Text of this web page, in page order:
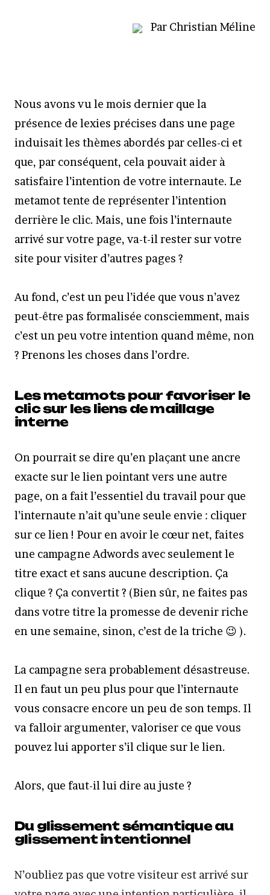
Par Christian Méline
Nous avons vu le mois dernier que la
présence de lexies précises dans une page
induisait les thèmes abordés par celles-ci et
que, par conséquent, cela pouvait aider à
satisfaire l’intention de votre internaute. Le
metamot tente de représenter l’intention
derrière le clic. Mais, une fois l’internaute
arrivé sur votre page, va-t-il rester sur votre
site pour visiter d’autres pages ?
Au fond, c’est un peu l’idée que vous n’avez
peut-être pas formalisée consciemment, mais
c’est un peu votre intention quand même, non
? Prenons les choses dans l’ordre.
Les metamots pour favoriser le
clic sur les liens de maillage
interne
On pourrait se dire qu’en plaçant une ancre
exacte sur le lien pointant vers une autre
page, on a fait l’essentiel du travail pour que
l’internaute n’ait qu’une seule envie : cliquer
sur ce lien ! Pour en avoir le cœur net, faites
une campagne Adwords avec seulement le
titre exact et sans aucune description. Ça
clique ? Ça convertit ? (Bien sûr, ne faites pas
dans votre titre la promesse de devenir riche
en une semaine, sinon, c’est de la triche 😉 ).
La campagne sera probablement désastreuse.
Il en faut un peu plus pour que l’internaute
vous consacre encore un peu de son temps. Il
va falloir argumenter, valoriser ce que vous
pouvez lui apporter s’il clique sur le lien.
Alors, que faut-il lui dire au juste ?
Du glissement sémantique au
glissement intentionnel
N’oubliez pas que votre visiteur est arrivé sur